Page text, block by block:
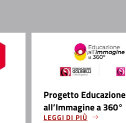
Progetto Educazione
all’Immagine a 360°
LEGGI DI PIÙ